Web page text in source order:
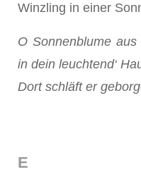
Winzling in einer
O Sonnenblume
in dein leuchtend‘
Dort schläft er
E